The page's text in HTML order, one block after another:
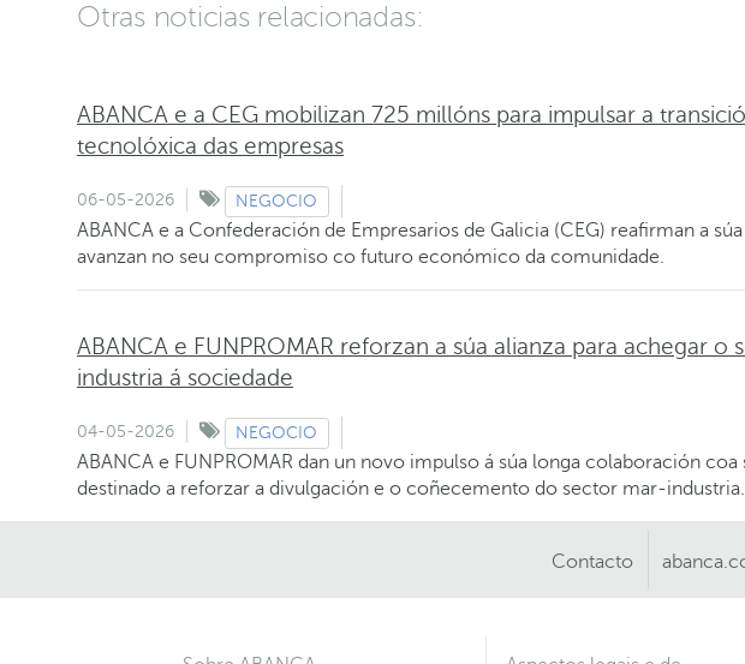
Otras noticias relacionadas:
ABANCA e a CEG mobilizan 725 millóns para impulsar a
tecnolóxica das empresas
06-05-2026 NEGOCIO
ABANCA e a Confederación de Empresarios de Galicia (CEG) reafirman a
avanzan no seu compromiso co futuro económico da comunidade.
ABANCA e FUNPROMAR reforzan a súa alianza para achegar o
industria á sociedade
04-05-2026 NEGOCIO
ABANCA e FUNPROMAR dan un novo impulso á súa longa colaboración
destinado a reforzar a divulgación e o coñecemento do sector mar-industria.
Contacto